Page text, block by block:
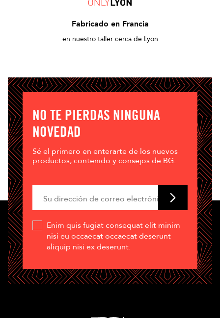
Fabricado en Francia
en nuestro taller cerca de Lyon
NO TE PIERDAS NINGUNA
NOVEDAD
Sé el primero en enterarte de los nuevos
productos, contenido y consejos de BG.
Enim quis fugiat consequat elit minim
nisi eu occaecat occaecat deserunt
aliquip nisi ex deserunt.